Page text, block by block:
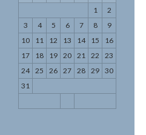
1
2
3
4 5 6 7 8
9
10
11 12 13 14 15
16
17
18 19 20 21 22
23
24 25 26 27 28 29 30
31